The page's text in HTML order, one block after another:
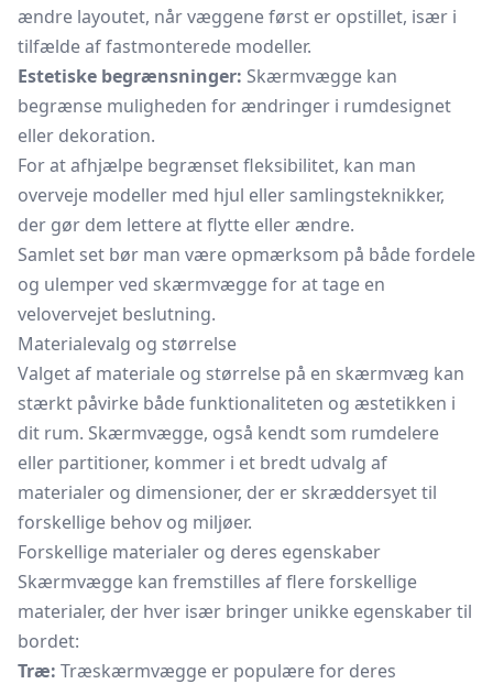
ændre layoutet, når væggene først er opstillet, især i
tilfælde af fastmonterede modeller.
Estetiske begrænsninger: Skærmvægge kan
begrænse muligheden for ændringer i rumdesignet
eller dekoration.
For at afhjælpe begrænset fleksibilitet, kan man
overveje modeller med hjul eller samlingsteknikker,
der gør dem lettere at flytte eller ændre.
Samlet set bør man være opmærksom på både fordele
og ulemper ved skærmvægge for at tage en
velovervejet beslutning.
Materialevalg og størrelse
Valget af materiale og størrelse på en skærmvæg kan
stærkt påvirke både funktionaliteten og æstetikken i
dit rum. Skærmvægge, også kendt som rumdelere
eller partitioner, kommer i et bredt udvalg af
materialer og dimensioner, der er skræddersyet til
forskellige behov og miljøer.
Forskellige materialer og deres egenskaber
Skærmvægge kan fremstilles af flere forskellige
materialer, der hver især bringer unikke egenskaber til
bordet:
Træ: Træskærmvægge er populære for deres